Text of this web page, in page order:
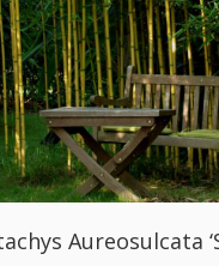
Aureosulcata